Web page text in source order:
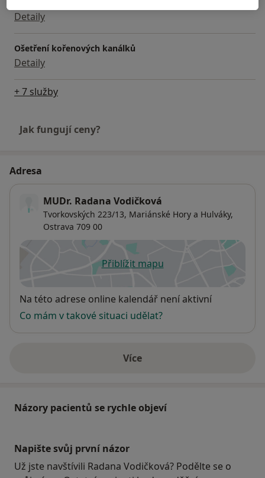
Detaily
Ošetření kořenových kanálků
Detaily
+ 7 služby
Jak fungují ceny?
Adresa
MUDr. Radana Vodičková
Tvorkovských 223/13, Mariánské Hory a Hulváky,
Ostrava 709 00
Přiblížit mapuse otevře v nové záložce
Dostupnost
Na této adrese online kalendář není aktivní
Co mám v takové situaci udělat?
Víceo adrese
Názory pacientů se rychle objeví
Napište svůj první názor
Už jste navštívili Radana Vodičková? Podělte se o